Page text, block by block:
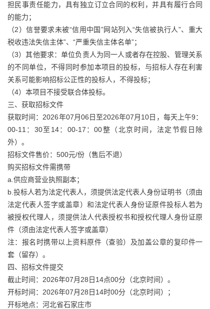
担民事责任能力，具有独立订立合同的权利，并具有履行合同
的能力；
（2）信誉要求未被“信用中国”网站列入“失信被执行人”、重大
税收违法失信主体”、“严重失信主体名单”；
（3）其他要求：单位负责人为同一人或者存在控股、管理关系
的不同单位，不得同时参加本项目的投标，与招标人存在利害
关系可能影响招标公正性的投标人，不得投标；
（4）本项目不接受联合体投标。
三、获取招标文件
获取时间：2026年07月06日至2026年07月10日，每天上午9：
00-11：30至14：00-17：00整（北京时间，法定节假日除
外）。
招标文件售价：500元/份（售后不退）
购买招标文件需携带
a.供应商营业执照副本；
b.投标人若为法定代表人，须提供法定代表人身份证明书（须由
法定代表人签字或盖章）和法定代表人身份证原件投标人若为
被授权代理人，须提供法人代表授权书和授权代理人身份证原
件（须由法定代表人签字或盖章）
注：报名时携带以上资料原件（查验）及加盖公章的复印件一
套（留存）。
四、招标文件提交
截止时间：2026年07月28日14点00分（北京时间）。
开标时间：2026年07月28日14时00分（北京时间）；
开标地点：河北省石家庄市